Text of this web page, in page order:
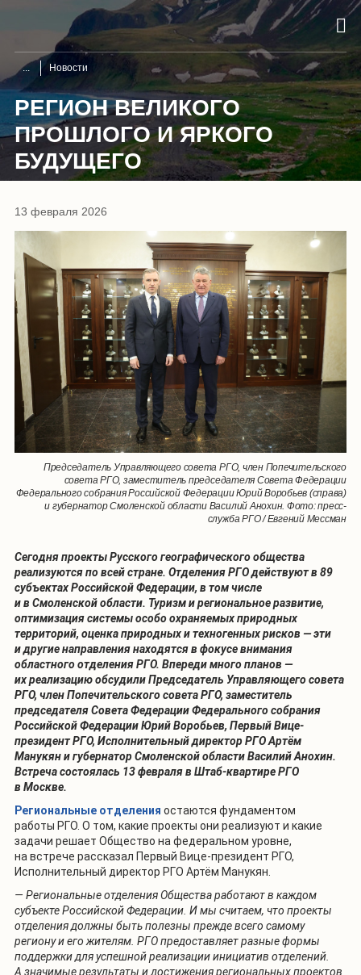
Новости
РЕГИОН ВЕЛИКОГО
ПРОШЛОГО И ЯРКОГО
БУДУЩЕГО
13 февраля 2026
Председатель Управляющего совета РГО, член Попечительского
совета РГО, заместитель председателя Совета Федерации
Федерального собрания Российской Федерации Юрий Воробьев (справа)
и губернатор Смоленской области Василий Анохин. Фото: пресс-
служба РГО / Евгений Мессман
Сегодня проекты Русского географического общества
реализуются по всей стране. Отделения РГО действуют в 89
субъектах Российской Федерации, в том числе
и в Смоленской области. Туризм и региональное развитие,
оптимизация системы особо охраняемых природных
территорий, оценка природных и техногенных рисков — эти
и другие направления находятся в фокусе внимания
областного отделения РГО. Впереди много планов —
их реализацию обсудили Председатель Управляющего совета
РГО, член Попечительского совета РГО, заместитель
председателя Совета Федерации Федерального собрания
Российской Федерации Юрий Воробьев, Первый Вице-
президент РГО, Исполнительный директор РГО Артём
Манукяни губернатор Смоленской области Василий Анохин.
Встреча состоялась 13 февраля в Штаб-квартире РГО
в Москве.
Региональные отделения остаются фундаментом
работы РГО. О том, какие проекты они реализуют и какие
задачи решает Общество на федеральном уровне,
на встрече рассказал Первый Вице-президент РГО,
Исполнительный директор РГО Артём Манукян.
— Региональные отделения Общества работают в каждом
субъекте Российской Федерации. И мы считаем, что проекты
отделения должны быть полезны прежде всего самому
региону и его жителям. РГО предоставляет разные формы
поддержки для успешной реализации инициатив отделений.
А значимые результаты и достижения региональных проектов